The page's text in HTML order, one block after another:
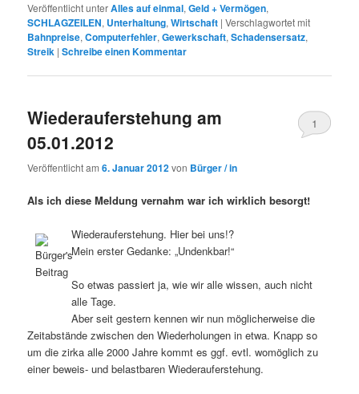
Veröffentlicht unterAlles auf einmal,Geld + Vermögen,
SCHLAGZEILEN, Unterhaltung,Wirtschaft |Verschlagwortet mit
Bahnpreise,Computerfehler,Gewerkschaft,Schadensersatz,
Streik |Schreibe einen Kommentar
Wiederauferstehung am
05.01.2012
Veröffentlicht am6. Januar 2012von Bürger / in
1
Als ich diese Meldung vernahm war ich wirklich besorgt!
Wiederauferstehung. Hier bei uns!?
Mein erster Gedanke: „Undenkbar!“
So etwas passiert ja, wie wir alle wissen, auch nicht
alle Tage.
Aber seit gestern kennen wir nun möglicherweise die
Zeitabstände zwischen den Wiederholungen in etwa. Knapp so
um die zirka alle 2000 Jahre kommt es ggf. evtl. womöglich zu
einer beweis- und belastbaren Wiederauferstehung.